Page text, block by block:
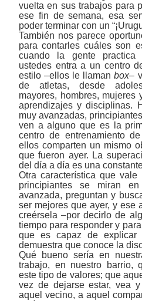
vuelta en sus trabajos para
ese fin de semana, esa
poder terminar con un
También nos parece
para contarles cuáles son
cuando la gente
ustedes entra a un centro
estilo ‒ellos le llamanbox‒
de atletas, desde
mayores, hombres, mujeres
aprendizajes y disciplinas.
muy avanzadas,
ven a alguno que es la
centro de entrenamiento
ellos comparten un mismo
que fueron ayer. La
del día a día es una
Otra característica que
principiantes se miran
avanzada, preguntan y
ser mejores que ayer, y ese
creérsela –por decirlo de
tiempo para responder y
que es capaz de explicar
demuestra que conoce la
Qué bueno sería en
trabajo, en nuestro barrio,
este tipo de valores; que
vez de dejarse estar, vea
aquel vecino, a aquel